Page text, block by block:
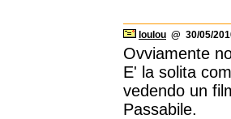
loulou @ 30/05/
Ovviamente
E' la solita
vedendo un
Passabile.